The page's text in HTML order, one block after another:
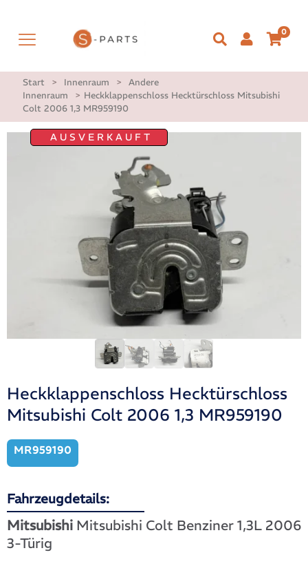
0
Start > Innenraum >
Andere
Innenraum
> Heckklappenschloss Hecktürschloss Mitsubishi
Colt 2006 1,3 MR959190
AUSVERKAUFT
Heckklappenschloss Hecktürschloss
Mitsubishi Colt 2006 1,3 MR959190
MR959190
Fahrzeugdetails:
Mitsubishi Mitsubishi Colt Benziner 1,3L 2006
3-Türig